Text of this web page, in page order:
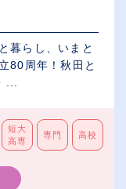
暮らし、いまと
80周年！秋田と
...
短大
高専
専門 高校